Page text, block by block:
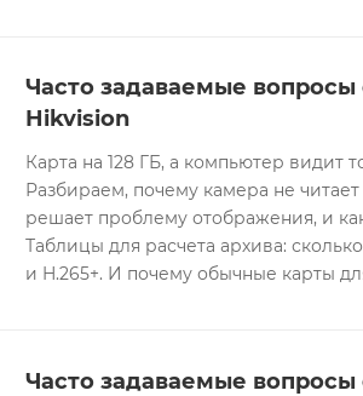
Часто задаваемые
Hikvision
Карта на 128 ГБ, а компьютер видит
Разбираем, почему камера не
решает проблему отображения, и
Таблицы для расчета архива:
и H.265+. И почему обычные карты
Часто задаваемые